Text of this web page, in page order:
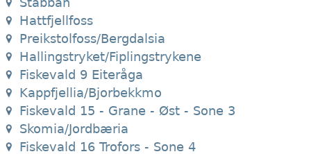
Hattfjellfoss
Preikstolfoss/Bergdalsia
Hallingstryket/Fiplingstrykene
Fiskevald 9 Eiteråga
Kappfjellia/Bjorbekkmo
Fiskevald 15 - Grane - Øst - Sone 3
Skomia/Jordbæria
Fiskevald 16 Trofors - Sone 4